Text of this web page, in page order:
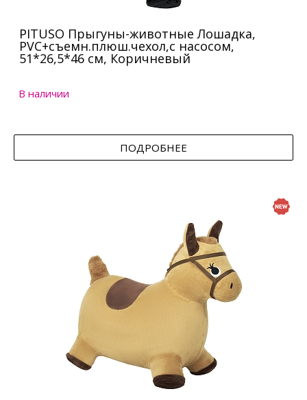
PITUSO Прыгуны-животные Лошадка,
PVC+съемн.плюш.чехол,с насосом,
51*26,5*46 см, Коричневый
В наличии
ПОДРОБНЕЕ